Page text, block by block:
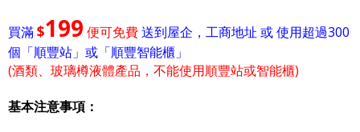
買滿$199 便可免費送到屋企，工商地址 或 使用超過300
個「順豐站」或「順豐智能櫃」
(酒類、玻璃樽液體產品，不能使用順豐站或智能櫃)
基本注意事項：